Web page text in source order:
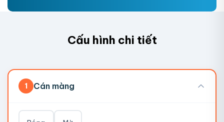
Cấu hình chi tiết
1 Cán màng